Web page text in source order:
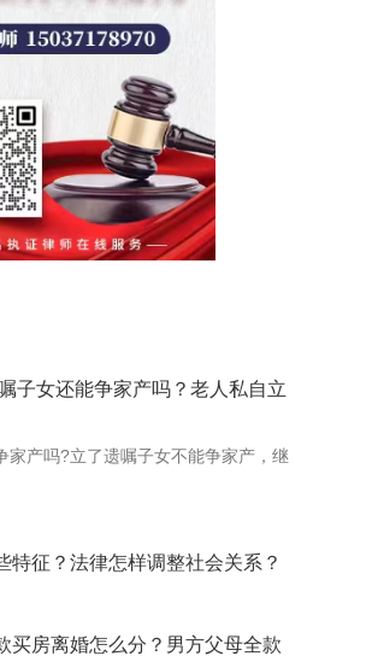
子女还能争家产吗？老人私自立
家产吗?立了遗嘱子女不能争家产，继
特征？法律怎样调整社会关系？
买房离婚怎么分？男方父母全款